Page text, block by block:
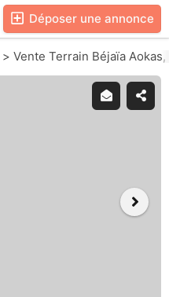
Déposer une annonce
> Vente Terrain Béjaïa Aokas,